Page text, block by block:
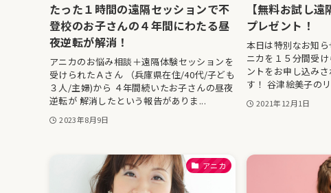
たった１時間の遠隔セッションで不
登校のお子さんの４年間にわたる昼
夜逆転が解消！
アニカのお悩み相談＋遠隔体験セッションを
受けられたＡさん （兵庫県在住/40代/子ども
３人/主婦)から ４年間続いたお子さんの昼夜
逆転が 解消したという報告がありま...
2023年8月9日
【無料お試し
プレゼント！
本日は特別なお知
ニカを１５分間受
ントをお申し込み
す！ 谷津絵美子の
2021年12月1日
アニカ